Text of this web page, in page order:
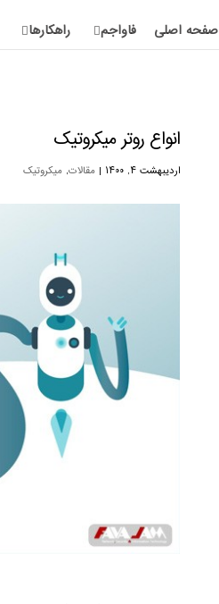
صفحه اصلی فاواجم راهکارها
انواع روتر میکروتیک
اردیبهشت ۴, ۱۴۰۰ | مقالات, میکروتیک